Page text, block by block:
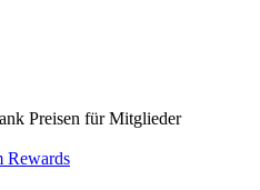
Preisen für Mitglieder
Rewards